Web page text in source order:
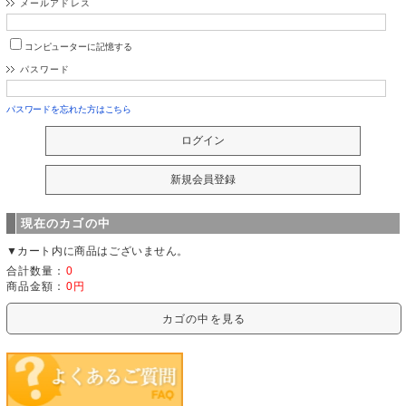
メールアドレス
コンピューターに記憶する
パスワード
パスワードを忘れた方はこちら
現在のカゴの中
▼カート内に商品はございません。
合計数量： 0
商品金額： 0円
カゴの中を見る